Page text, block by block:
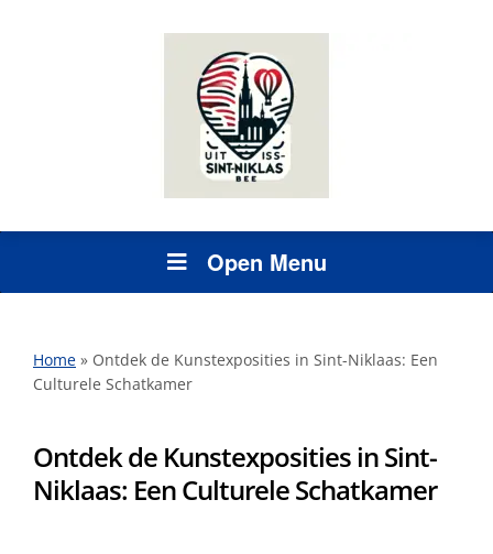
Open Menu
Home » Ontdek de Kunstexposities in Sint-Niklaas: Een
Culturele Schatkamer
Ontdek de Kunstexposities in Sint-
Niklaas: Een Culturele Schatkamer